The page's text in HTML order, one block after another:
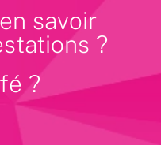
savoir
?
?